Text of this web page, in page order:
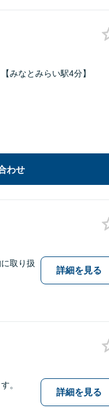
みなとみらい駅4分】
わせ
取り扱
詳細を見る
。
詳細を見る